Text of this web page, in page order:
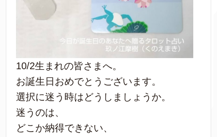
10/2生まれの皆さまへ。
お誕生日おめでとうございます。
選択に迷う時はどうしましょうか。
迷うのは、
どこか納得できない、